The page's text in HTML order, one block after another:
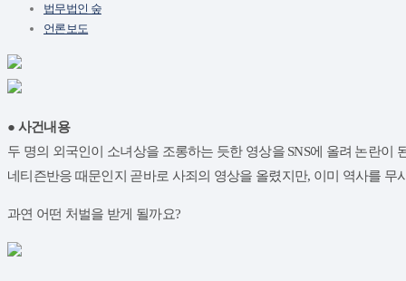
법무법인 숲
언론보도
● 사건내용
두 명의 외국인이 소녀상을 조롱하는 듯한 영상을 SNS에 올려 논란이
네티즌반응 때문인지 곧바로 사죄의 영상을 올렸지만, 이미 역사를
​과연 어떤 처벌을 받게 될까요?